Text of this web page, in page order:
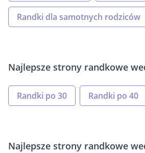
Randki dla samotnych rodziców
Najlepsze strony randkowe
Randki po 30 Randki po 40
Najlepsze strony randkowe